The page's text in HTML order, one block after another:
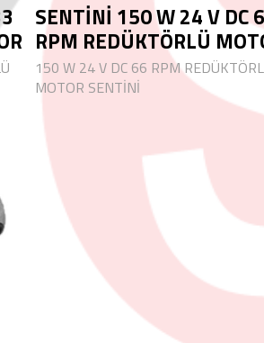
SENTİNİ 150 W 24 V DC
RPM REDÜKTÖRLÜ
150 W 24 V DC 66 RPM
MOTOR SENTİNİ